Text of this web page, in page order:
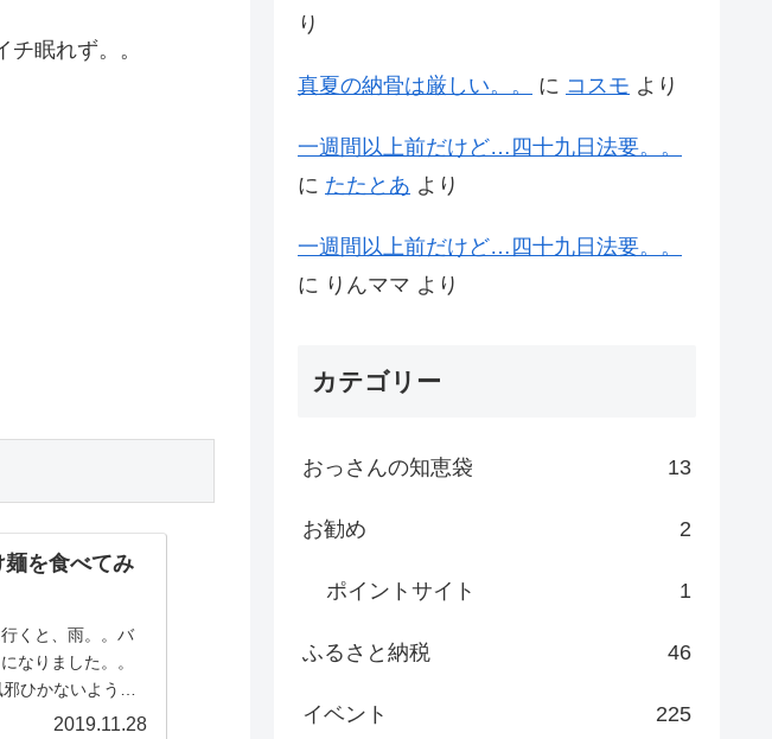
眠れず。。
を食べてみ
くと、雨。。バ
なりました。。
ひかないように
2019.11.28
り
真夏の納骨は厳しい。。 に コスモ より
一週間以上前だけど…四十九日法要。。
に たたとあ より
一週間以上前だけど…四十九日法要。。
に りんママ より
カテゴリー
おっさんの知恵袋 13
お勧め 2
ポイントサイト 1
ふるさと納税 46
イベント 225